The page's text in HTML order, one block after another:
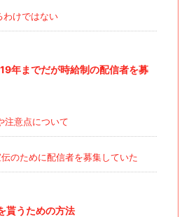
わけではない
年までだが時給制の配信者を募
注意点について
のために配信者を募集していた
貰うための方法